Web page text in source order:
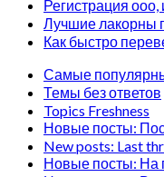
Регистрация
Лучшие лакорны
Как быстро
Самые
Темы без ответов
Topics Freshness
Новые посты:
New posts: Last
Новые посты: На